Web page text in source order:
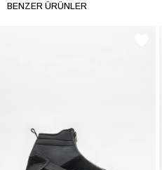
BENZER ÜRÜNLER